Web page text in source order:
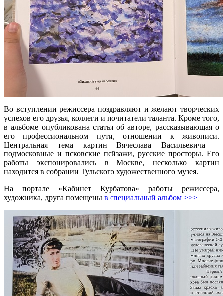
Во вступлении режиссера поздравляют и желают творческих
успехов его друзья, коллеги и почитатели таланта. Кроме того,
в альбоме опубликована статья об авторе, рассказывающая о
его профессиональном пути, отношении к живописи.
Центральная тема картин Вячеслава Васильевича –
подмосковные и псковские пейзажи, русские просторы. Его
работы экспонировались в Москве, несколько картин
находится в собрании Тульского художественного музея.
На портале «Кабинет Курбатова» работы режиссера,
художника, друга помещены в специальный альбом >>>